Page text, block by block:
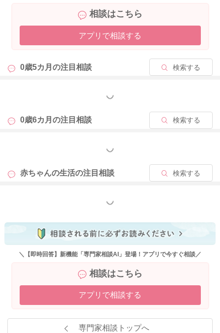
相談はこちら
アプリで相談する
0歳5カ月の注目相談 検索する
もっと見る
0歳6カ月の注目相談 検索する
もっと見る
赤ちゃんの生活の注目相談 検索する
もっと見る
＼【即時回答】新機能「専門家相談AI」登場！アプリで今すぐ相談／
相談はこちら
アプリで相談する
専門家相談トップへ